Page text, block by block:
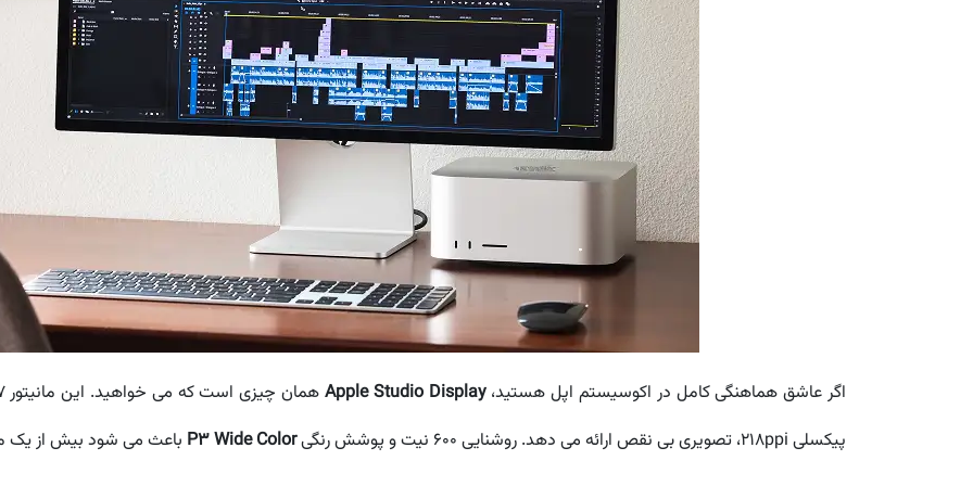
اگر عاشق هماهنگی کامل در اکوسیستم اپل هستید،Apple Studio Display همان چیزی است که می خواهید. این مانیتور ۲۷ اینچی با رزولوشن
پیکسلی ۲۱۸ppi، تصویری بی نقص ارائه می دهد. روشنایی ۶۰۰ نیت و پوشش رنگی
P3 Wide Color باعث می شود بیش از یک